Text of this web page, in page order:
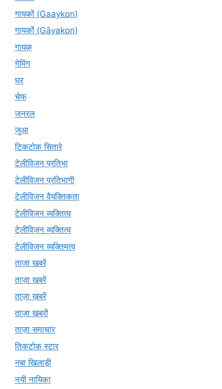
गायकों (Gaaykon)
गायकों (Gāyakon)
गायक्
गेमिंग
घर
चेफ
जनरल
जुआ
टिकटोक सितारे
टेलीविजन प्रतिभा
टेलीविजन प्रतिभागी
टेलीविजन वैयक्तिकता
टेलीविजन व्यक्तित्व
टेलीविज़न व्यक्तित्व
टेलीविजन व्यक्तिमत्व
ताजा खबरें
ताज़ा खबरें
ताज़ा ख़बरें
ताज़ा खबरों
ताज़ा समाचार
तिकटोक स्टार
नबा खिलाड़ी
नयी नायिका